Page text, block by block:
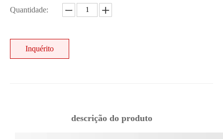
Quantidade:
Inquérito
descrição do produto